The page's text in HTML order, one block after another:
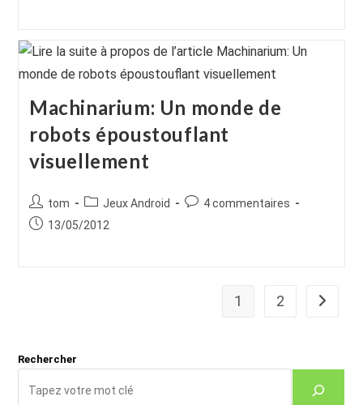
Machinarium: Un monde de
robots époustouflant
visuellement
Auteur/autrice
de
tom
Post
category:
Jeux Android
Commentaires
4 commentaires
Publication
13/05/2012
1 2 Aller à
Rechercher